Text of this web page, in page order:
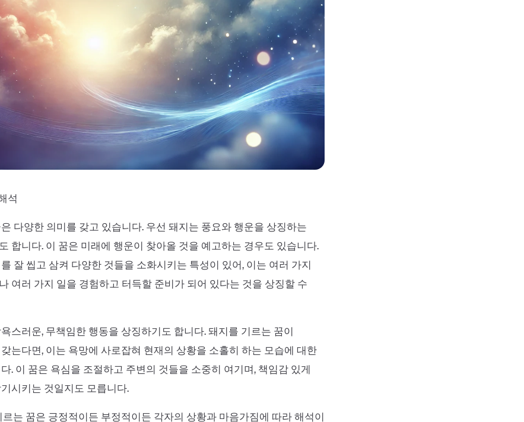
석
다양한 의미를 갖고 있습니다. 우선 돼지는 풍요와 행운을 상징하는
합니다. 이 꿈은 미래에 행운이 찾아올 것을 예고하는 경우도 있습니다.
잘 씹고 삼켜 다양한 것들을 소화시키는 특성이 있어, 이는 여러 가지
여러 가지 일을 경험하고 터득할 준비가 되어 있다는 것을 상징할 수
스러운, 무책임한 행동을 상징하기도 합니다. 돼지를 기르는 꿈이
는다면, 이는 욕망에 사로잡혀 현재의 상황을 소홀히 하는 모습에 대한
. 이 꿈은 욕심을 조절하고 주변의 것들을 소중히 여기며, 책임감 있게
시키는 것일지도 모릅니다.
르는 꿈은 긍정적이든 부정적이든 각자의 상황과 마음가짐에 따라 해석이